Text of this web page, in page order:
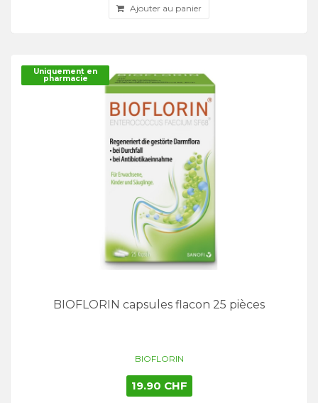
Ajouter au panier
Uniquement en
pharmacie
BIOFLORIN capsules flacon 25 pièces
BIOFLORIN
19.90 CHF